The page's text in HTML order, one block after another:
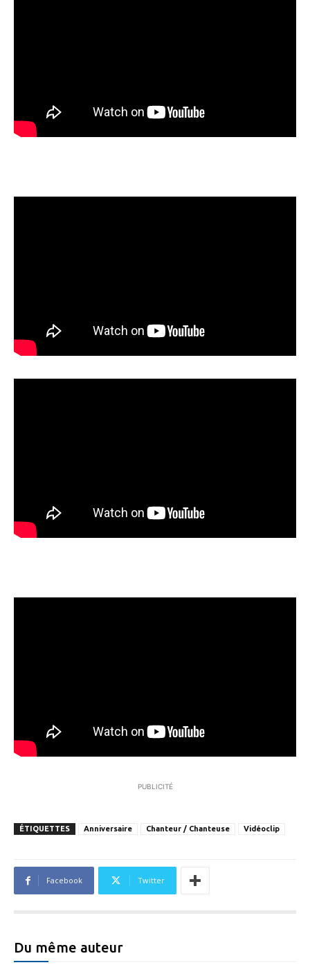
PUBLICITÉ
ÉTIQUETTES Anniversaire Chanteur / Chanteuse Vidéoclip
Facebook Twitter
Du même auteur